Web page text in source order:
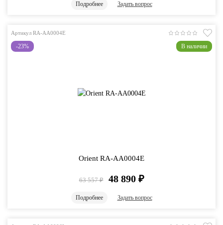
Подробнее Задать вопрос
Артикул RA-AA0004E
-23% В наличии
Orient RA-AA0004E
63 557 ₽ 48 890 ₽
Подробнее Задать вопрос